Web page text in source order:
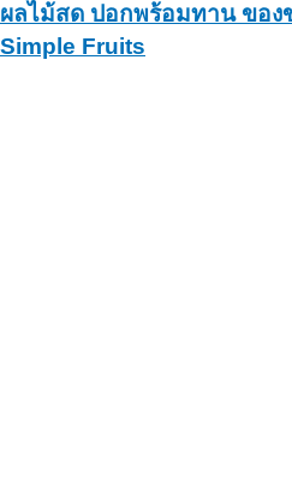
ผลไม้สด ปอกพร้อมทาน ขอ
Simple Fruits